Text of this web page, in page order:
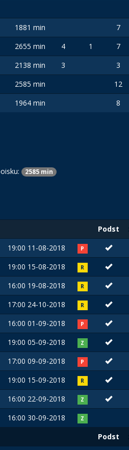
1881 min 7
2655 min 4 1 7
2138 min 3 3
2585 min 12
1964 min 8
2585 min
Podst
19:00 11-08-2018 P
19:00 15-08-2018 R
16:00 19-08-2018 R
17:00 24-10-2018 R
16:00 01-09-2018 P
19:00 05-09-2018 Z
17:00 09-09-2018 P
19:00 15-09-2018 R
16:00 22-09-2018 Z
16:00 30-09-2018 Z
Podst